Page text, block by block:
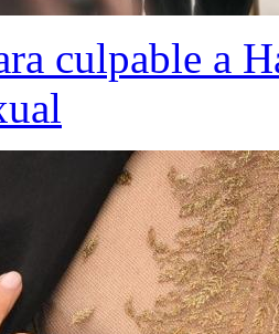
culpable a